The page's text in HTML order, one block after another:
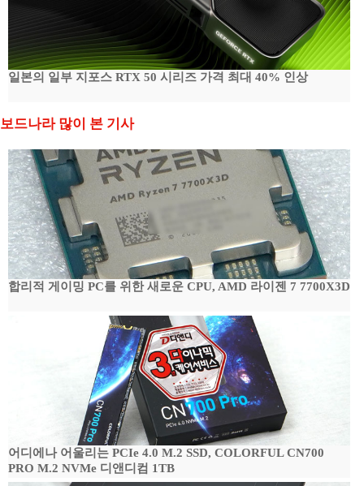
일본의 일부 지포스 RTX 50 시리즈 가격 최대 40% 인상
보드나라 많이 본 기사
합리적 게이밍 PC를 위한 새로운 CPU, AMD 라이젠 7 7700X3D
어디에나 어울리는 PCIe 4.0 M.2 SSD, COLORFUL CN700
PRO M.2 NVMe 디앤디컴 1TB